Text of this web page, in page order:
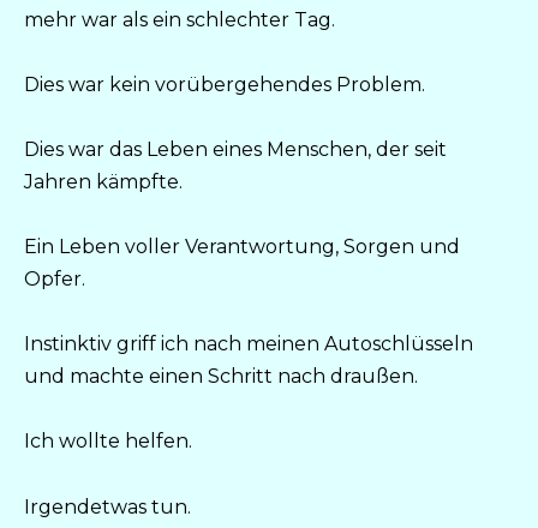
mehr war als ein schlechter Tag.
Dies war kein vorübergehendes Problem.
Dies war das Leben eines Menschen, der seit
Jahren kämpfte.
Ein Leben voller Verantwortung, Sorgen und
Opfer.
Instinktiv griff ich nach meinen Autoschlüsseln
und machte einen Schritt nach draußen.
Ich wollte helfen.
Irgendetwas tun.